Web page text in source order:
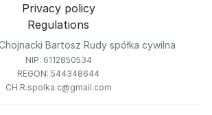
Privacy policy
Regulations
Bartosz Rudy spółka cywilna
NIP: 6112850534
REGON: 544348644
CH.R.spolka.c@gmail.com